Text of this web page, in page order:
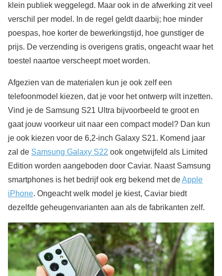
klein publiek weggelegd. Maar ook in de afwerking zit veel
verschil per model. In de regel geldt daarbij; hoe minder
poespas, hoe korter de bewerkingstijd, hoe gunstiger de
prijs. De verzending is overigens gratis, ongeacht waar het
toestel naartoe verscheept moet worden.
Afgezien van de materialen kun je ook zelf een
telefoonmodel kiezen, dat je voor het ontwerp wilt inzetten.
Vind je de Samsung S21 Ultra bijvoorbeeld te groot en
gaat jouw voorkeur uit naar een compact model? Dan kun
je ook kiezen voor de 6,2-inch Galaxy S21. Komend jaar
zal de Samsung Galaxy S22 ook ongetwijfeld als Limited
Edition worden aangeboden door Caviar. Naast Samsung
smartphones is het bedrijf ook erg bekend met deApple
iPhone. Ongeacht welk model je kiest, Caviar biedt
dezelfde geheugenvarianten aan als de fabrikanten zelf.